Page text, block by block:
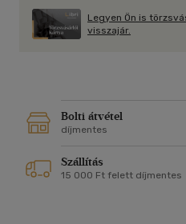
Legyen Ön is
visszajár.
Bolti átvétel
díjmentes
Szállítás
15 000 Ft felett díjmentes